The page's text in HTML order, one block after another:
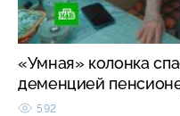
«Умная» колонка
деменцией
592